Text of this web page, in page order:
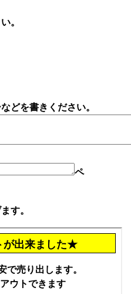
。
どを書きください。
ペ
す。